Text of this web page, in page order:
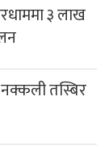
३ लाख
तस्बिर